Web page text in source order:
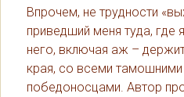
Впрочем, не трудности
приведший меня туда, где
него, включая аж –
края, со всеми тамошними
победоносцами. Автор